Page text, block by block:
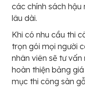
các chính sách hậu
lâu dài.
Khi có nhu cầu thi
trọn gói mọi người
nhân viên sẽ tư
hoàn thiện bảng
mục thi công sàn